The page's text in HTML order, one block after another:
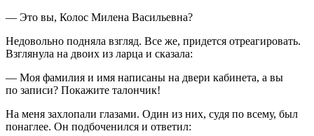
— Это вы, Колос Милена Васильевна?
Недовольно подняла взгляд. Все же, придется отреагировать.
Взглянула на двоих из ларца и сказала:
— Моя фамилия и имя написаны на двери кабинета, а вы
по записи? Покажите талончик!
На меня захлопали глазами. Один из них, судя по всему, был
понаглее. Он подбоченился и ответил: